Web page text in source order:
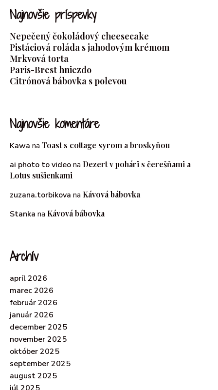
Najnovšie príspevky
Nepečený čokoládový cheesecake
Pistáciová roláda s jahodovým krémom
Mrkvová torta
Paris-Brest hniezdo
Citrónová bábovka s polevou
Najnovšie komentáre
Kawa na Toast s cottage syrom a broskyňou
ai photo to videona Dezert v pohári s čerešňami a
Lotus sušienkami
zuzana.torbikova na Kávová bábovka
Stanka na Kávová bábovka
Archív
apríl 2026
marec 2026
február 2026
január 2026
december 2025
november 2025
október 2025
september 2025
august 2025